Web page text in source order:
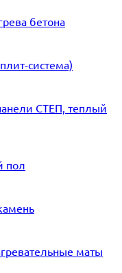
бетона
система)
СТЕП, теплый
пол
маты